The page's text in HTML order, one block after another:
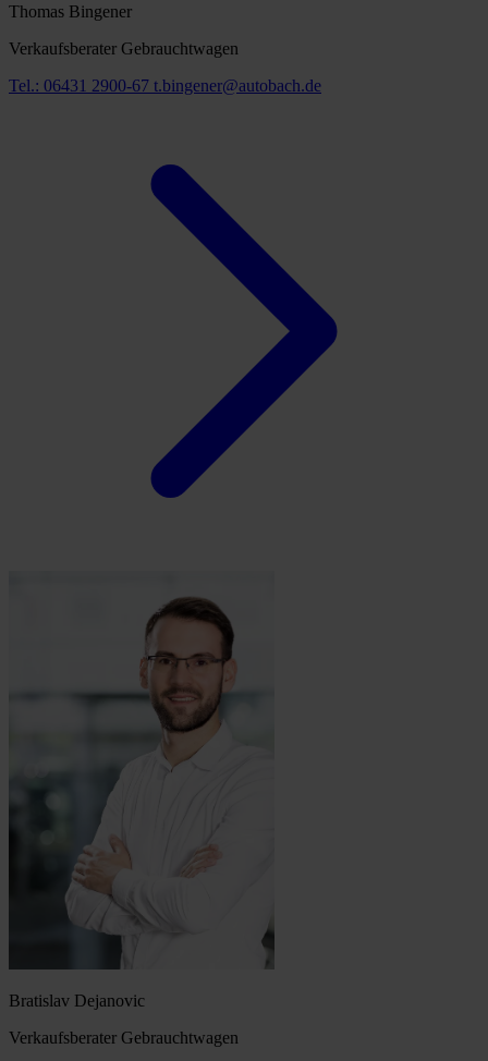
Thomas Bingener
Verkaufsberater Gebrauchtwagen
Tel.: 06431 2900-67 t.bingener@autobach.de
Bratislav Dejanovic
Verkaufsberater Gebrauchtwagen